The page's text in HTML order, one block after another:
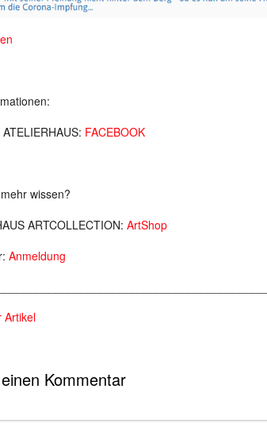
FACEBOOK
wissen?
ARTCOLLECTION: ArtShop
Anmeldung
Artikel
Kommentar